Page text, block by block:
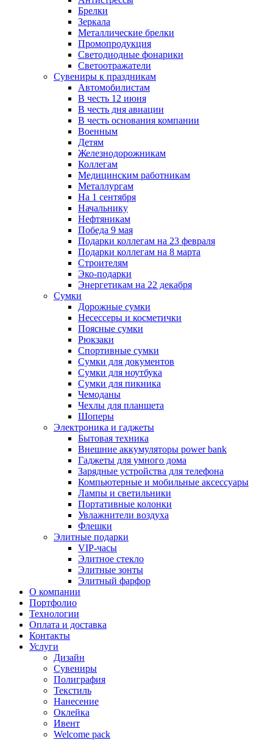
Брелки
Зеркала
Металлические брелки
Промопродукция
Светодиодные фонарики
Светоотражатели
Сувениры к праздникам
Автомобилистам
В честь 12 июня
В честь дня авиации
В честь основания компании
Военным
Детям
Железнодорожникам
Коллегам
Медицинским работникам
Металлургам
На 1 сентября
Начальнику
Нефтяникам
Победа 9 мая
Подарки коллегам на 23 февраля
Подарки коллегам на 8 марта
Строителям
Эко-подарки
Энергетикам на 22 декабря
Сумки
Дорожные сумки
Несессеры и косметички
Поясные сумки
Рюкзаки
Спортивные сумки
Сумки для документов
Сумки для ноутбука
Сумки для пикника
Чемоданы
Чехлы для планшета
Шоперы
Электроника и гаджеты
Бытовая техника
Внешние аккумуляторы power bank
Гаджеты для умного дома
Зарядные устройства для телефона
Компьютерные и мобильные аксессуары
Лампы и светильники
Портативные колонки
Увлажнители воздуха
Флешки
Элитные подарки
VIP-часы
Элитное стекло
Элитные зонты
Элитный фарфор
О компании
Портфолио
Технологии
Оплата и доставка
Контакты
Услуги
Дизайн
Сувениры
Полиграфия
Текстиль
Нанесение
Оклейка
Ивент
Welcome pack